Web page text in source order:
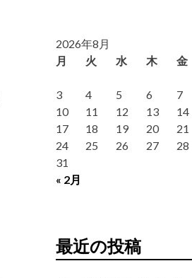
2026年8月
月
火 水 木 金
« 2月
3
4 5 6 7
10
11 12 13 14
17
18 19 20 21
24
25 26 27 28
31
最近の投稿